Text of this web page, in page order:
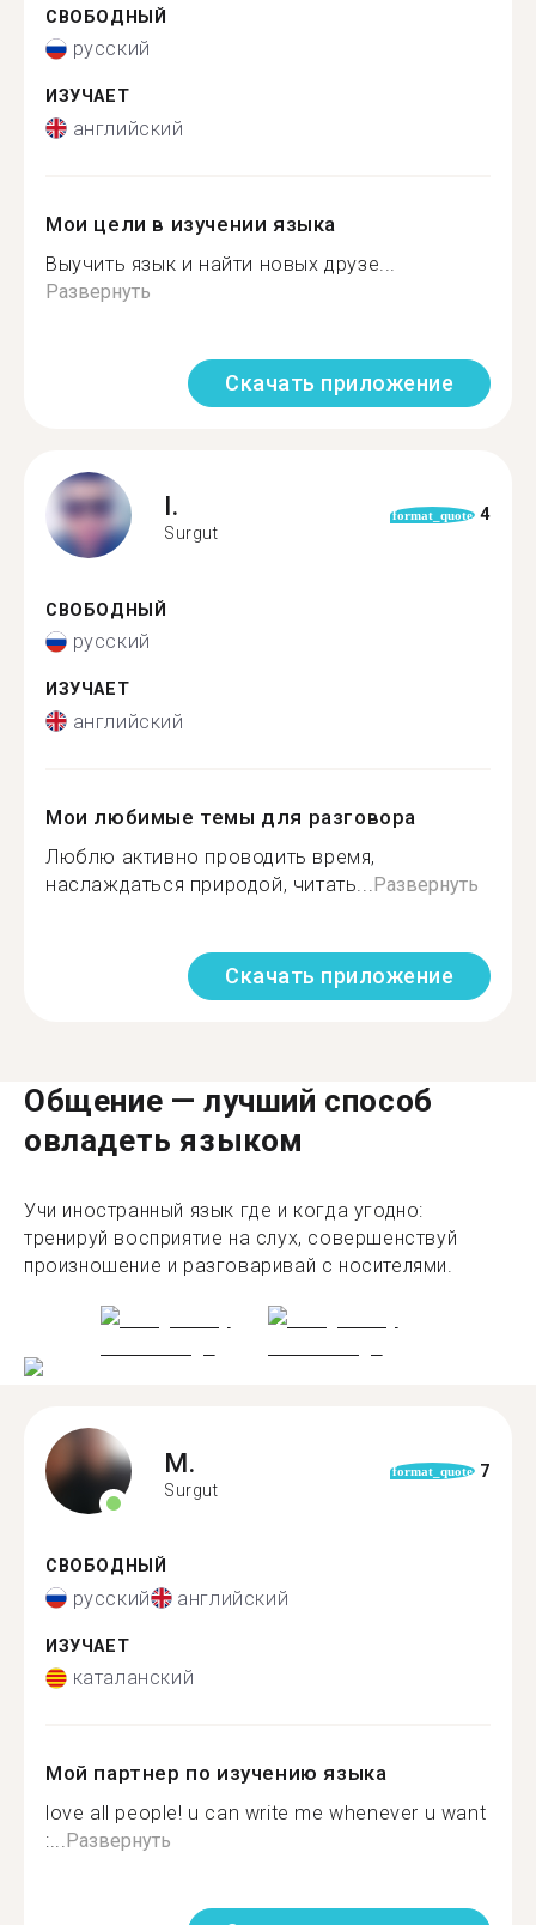
СВОБОДНЫЙ
русский
ИЗУЧАЕТ
английский
Мои цели в изучении языка
Выучить язык и найти новых друзе...
Развернуть
Скачать приложение
I.
Surgut
format_quote 4
СВОБОДНЫЙ
русский
ИЗУЧАЕТ
английский
Мои любимые темы для разговора
Люблю активно проводить время,
наслаждаться природой, читать... Развернуть
Скачать приложение
Общение — лучший способ
овладеть языком
Учи иностранный язык где и когда угодно:
тренируй восприятие на слух, совершенствуй
произношение и разговаривай с носителями.
M.
Surgut
format_quote 7
СВОБОДНЫЙ
русский английский
ИЗУЧАЕТ
каталанский
Мой партнер по изучению языка
love all people! u can write me whenever u want
:...Развернуть